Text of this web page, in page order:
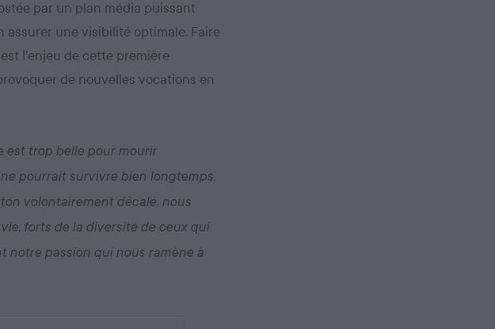
par un plan média puissant
assurer une visibilité optimale. Faire
l’enjeu de cette première
de nouvelles vocations en
est trop belle pour mourir
pourrait survivre bien longtemps.
volontairement décalé, nous
forts de la diversité de ceux qui
notre passion qui nous ramène à